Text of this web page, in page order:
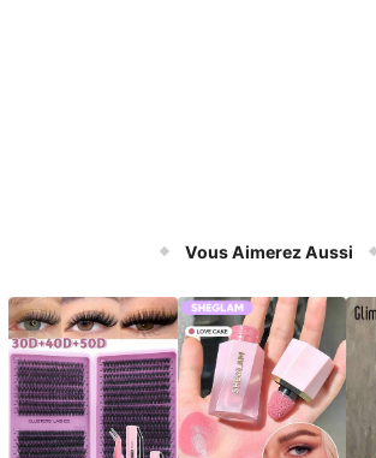
Vous Aimerez Aussi